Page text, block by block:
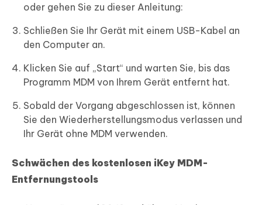
oder gehen Sie zu dieser Anleitung:
Schließen Sie Ihr Gerät mit einem USB-Kabel an
den Computer an.
Klicken Sie auf „Start“ und warten Sie, bis das
Programm MDM von Ihrem Gerät entfernt hat.
Sobald der Vorgang abgeschlossen ist, können
Sie den Wiederherstellungsmodus verlassen und
Ihr Gerät ohne MDM verwenden.
Schwächen des kostenlosen iKey MDM-
Entfernungstools